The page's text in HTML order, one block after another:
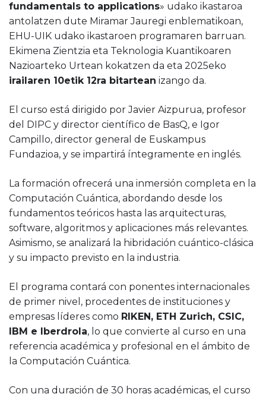
fundamentals to applications» udako ikastaroa
antolatzen dute Miramar Jauregi enblematikoan,
EHU-UIK udako ikastaroen programaren barruan.
Ekimena Zientzia eta Teknologia Kuantikoaren
Nazioarteko Urtean kokatzen da eta 2025eko
irailaren 10etik 12ra bitartean izango da.
El curso está dirigido por Javier Aizpurua, profesor
del DIPC y director científico de BasQ, e Igor
Campillo, director general de Euskampus
Fundazioa, y se impartirá íntegramente en inglés.
La formación ofrecerá una inmersión completa en la
Computación Cuántica, abordando desde los
fundamentos teóricos hasta las arquitecturas,
software, algoritmos y aplicaciones más relevantes.
Asimismo, se analizará la hibridación cuántico-clásica
y su impacto previsto en la industria.
El programa contará con ponentes internacionales
de primer nivel, procedentes de instituciones y
empresas líderes como RIKEN, ETH Zurich, CSIC,
IBM e Iberdrola, lo que convierte al curso en una
referencia académica y profesional en el ámbito de
la Computación Cuántica.
Con una duración de 30 horas académicas, el curso